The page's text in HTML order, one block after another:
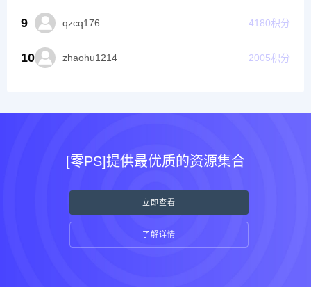
9 qzcq176 4180积分
10 zhaohu1214 2005积分
[零PS]提供最优质的资源集合
立即查看
了解详情